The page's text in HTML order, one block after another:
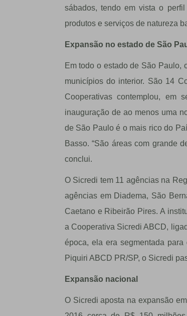
sábados, tendo em vista o
produtos e serviços de natureza
Expansão no estado de São
Em todo o estado de São Paulo,
municípios do interior. São 14
Cooperativas contemplou,
inauguração de ao menos uma
de São Paulo é o mais rico do
Basso. “São áreas com grande
conclui.
O Sicredi tem 11 agências na
agências em Diadema, São
Caetano e Ribeirão Pires. A
a Cooperativa Sicredi ABCD,
época, ela era segmentada
Piquiri ABCD PR/SP, o Sicredi
Expansão nacional
O Sicredi aposta na expansão